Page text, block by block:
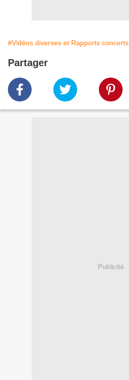
#Vidéos diverses et Rapports concerts
Partager
Publicité